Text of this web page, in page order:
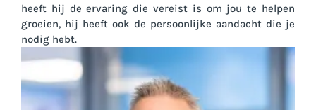
heeft hij de ervaring die vereist is om jou te helpen
groeien, hij heeft ook de persoonlijke aandacht die je
nodig hebt.